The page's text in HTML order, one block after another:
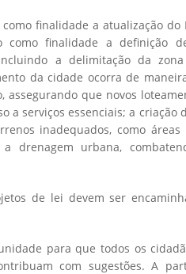
finalidade a atualização
como finalidade a definição
a delimitação da
da cidade ocorra de
assegurando que novos
a serviços essenciais; a
inadequados, como
drenagem urbana,
de lei devem ser
para que todos os
com sugestões. A